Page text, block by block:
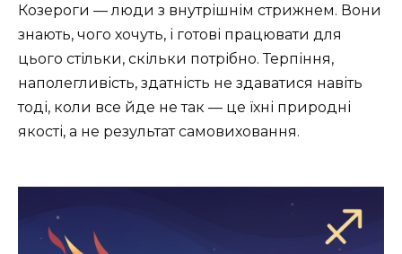
Козероги — люди з внутрішнім стрижнем. Вони
знають, чого хочуть, і готові працювати для
цього стільки, скільки потрібно. Терпіння,
наполегливість, здатність не здаватися навіть
тоді, коли все йде не так — це їхні природні
якості, а не результат самовиховання.